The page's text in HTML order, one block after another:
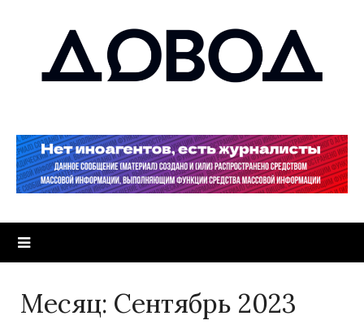
Месяц: Сентябрь 2023